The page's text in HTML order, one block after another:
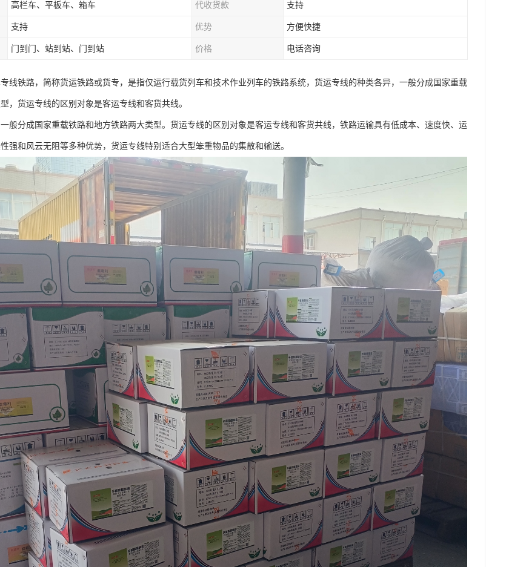
高栏车、平板车、箱车 代收货款 支持
支持 优势 方便快捷
门到门、站到站、门到站 价格 电话咨询
线铁路，简称货运铁路或货专，是指仅运行载货列车和技术作业列车的铁路系统，货运专线的种类各异，一般分成国家重载
，货运专线的区别对象是客运专线和客货共线。
般分成国家重载铁路和地方铁路两大类型。货运专线的区别对象是客运专线和客货共线，铁路运输具有低成本、速度快、运
强和风云无阻等多种优势，货运专线特别适合大型笨重物品的集散和输送。